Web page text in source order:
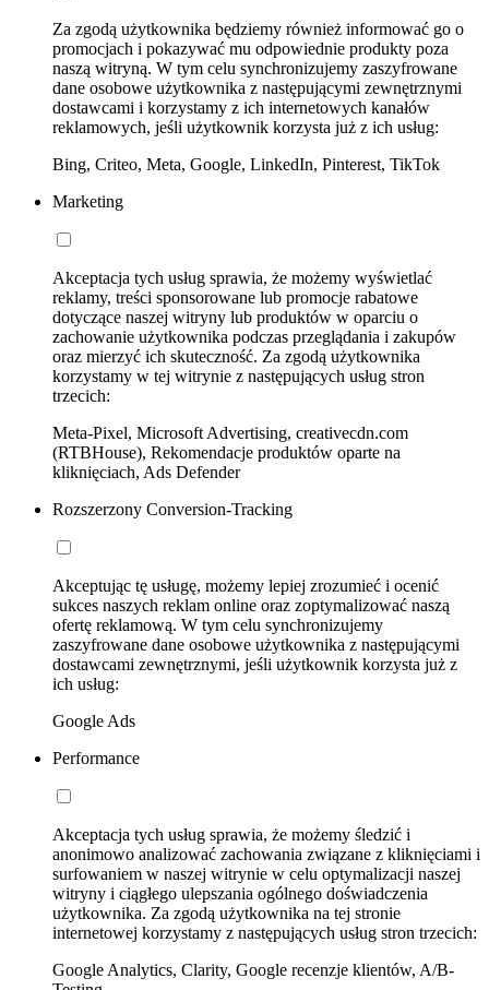
Za zgodą użytkownika będziemy również informować go o
promocjach i pokazywać mu odpowiednie produkty poza
naszą witryną. W tym celu synchronizujemy zaszyfrowane
dane osobowe użytkownika z następującymi zewnętrznymi
dostawcami i korzystamy z ich internetowych kanałów
reklamowych, jeśli użytkownik korzysta już z ich usług:
Bing, Criteo, Meta, Google, LinkedIn, Pinterest, TikTok
Marketing
Akceptacja tych usług sprawia, że możemy wyświetlać
reklamy, treści sponsorowane lub promocje rabatowe
dotyczące naszej witryny lub produktów w oparciu o
zachowanie użytkownika podczas przeglądania i zakupów
oraz mierzyć ich skuteczność. Za zgodą użytkownika
korzystamy w tej witrynie z następujących usług stron
trzecich:
Meta-Pixel, Microsoft Advertising, creativecdn.com
(RTBHouse), Rekomendacje produktów oparte na
kliknięciach, Ads Defender
Rozszerzony Conversion-Tracking
Akceptując tę usługę, możemy lepiej zrozumieć i ocenić
sukces naszych reklam online oraz zoptymalizować naszą
ofertę reklamową. W tym celu synchronizujemy
zaszyfrowane dane osobowe użytkownika z następującymi
dostawcami zewnętrznymi, jeśli użytkownik korzysta już z
ich usług:
Google Ads
Performance
Akceptacja tych usług sprawia, że możemy śledzić i
anonimowo analizować zachowania związane z kliknięciami i
surfowaniem w naszej witrynie w celu optymalizacji naszej
witryny i ciągłego ulepszania ogólnego doświadczenia
użytkownika. Za zgodą użytkownika na tej stronie
internetowej korzystamy z następujących usług stron trzecich:
Google Analytics, Clarity, Google recenzje klientów, A/B-